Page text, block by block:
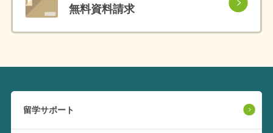
無料資料請求
留学サポート